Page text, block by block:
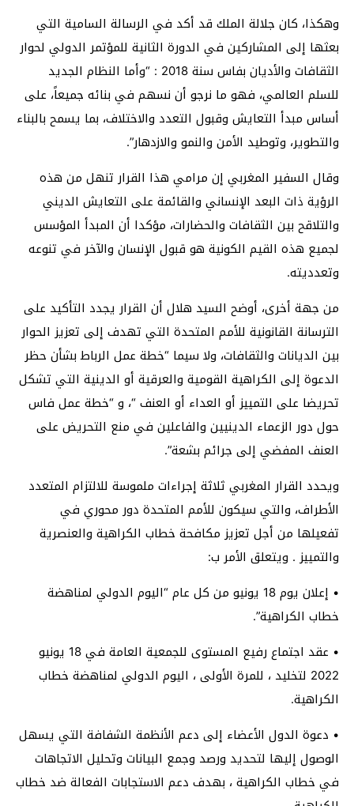
وهكذا، كان جلالة الملك قد أكد في الرسالة السامية التي
بعثها إلى المشاركين في الدورة الثانية للمؤتمر الدولي لحوار
الثقافات والأديان بفاس سنة 2018 : “وأما النظام الجديد
للسلم العالمي، فهو ما نرجو أن نسهم في بنائه جميعاً، على
أساس مبدأ التعايش وقبول التعدد والاختلاف، بما يسمح بالبناء
والتطوير، وتوطيد الأمن والنمو والازدهار”.
وقال السفير المغربي إن مرامي هذا القرار تنهل من هذه
الرؤية ذات البعد الإنساني والقائمة على التعايش الديني
والتلاقح بين الثقافات والحضارات، مؤكدا أن المبدأ المؤسس
لجميع هذه القيم الكونية هو قبول الإنسان والآخر في تنوعه
وتعدديته.
من جهة أخرى، أوضح السيد هلال أن القرار يجدد التأكيد على
الترسانة القانونية للأمم المتحدة التي تهدف إلى تعزيز الحوار
بين الديانات والثقافات، ولا سيما “خطة عمل الرباط بشأن حظر
الدعوة إلى الكراهية القومية والعرقية أو الدينية التي تشكل
تحريضا على التمييز أو العداء أو العنف “، و “خطة عمل فاس
حول دور الزعماء الدينيين والفاعلين في منع التحريض على
العنف المفضي إلى جرائم بشعة”.
ويحدد القرار المغربي ثلاثة إجراءات ملموسة للالتزام المتعدد
الأطراف، والتي سيكون للأمم المتحدة دور محوري في
تفعيلها من أجل تعزيز مكافحة خطاب الكراهية والعنصرية
والتمييز . ويتعلق الأمر ب:
• إعلان يوم 18 يونيو من كل عام “اليوم الدولي لمناهضة
خطاب الكراهية”.
• عقد اجتماع رفيع المستوى للجمعية العامة في 18 يونيو
2022 لتخليد ، للمرة الأولى ، اليوم الدولي لمناهضة خطاب
الكراهية.
• دعوة الدول الأعضاء إلى دعم الأنظمة الشفافة التي يسهل
الوصول إليها لتحديد ورصد وجمع البيانات وتحليل الاتجاهات
في خطاب الكراهية ، بهدف دعم الاستجابات الفعالة ضد خطاب